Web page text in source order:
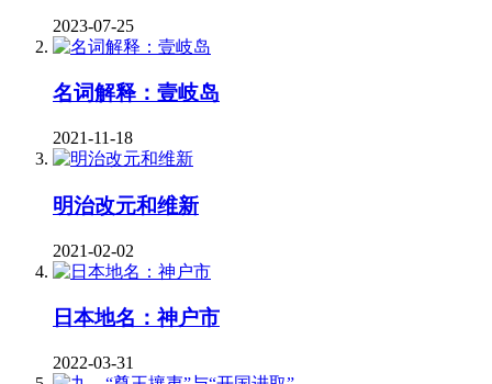
2023-07-25
名词解释：壹岐岛
2021-11-18
明治改元和维新
2021-02-02
日本地名：神户市
2022-03-31